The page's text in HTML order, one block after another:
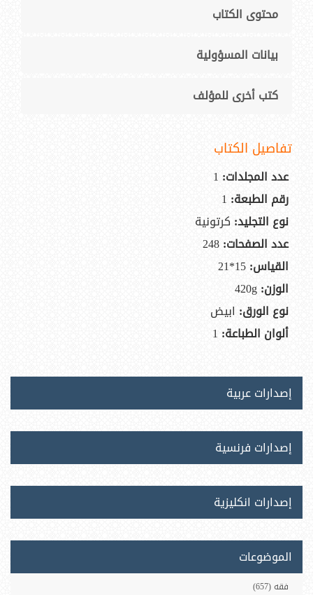
محتوى الكتاب
بيانات المسؤولية
كتب أخرى للمؤلف
تفاصيل الكتاب
عدد المجلدات: 1
رقم الطبعة: 1
نوع التجليد: كرتونية
عدد الصفحات:248
القياس:15*21
الوزن:420g
نوع الورق: ابيض
ألوان الطباعة: 1
إصدارات عربية
إصدارات فرنسية
إصدارات انكليزية
الموضوعات
فقه (657)